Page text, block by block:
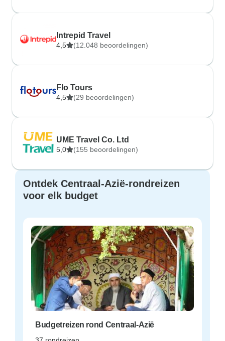
Intrepid Travel
4,5 (12.048 beoordelingen)
Flo Tours
4,5 (29 beoordelingen)
UME Travel Co. Ltd
5,0 (155 beoordelingen)
Ontdek Centraal-Azië-rondreizen
voor elk budget
Budgetreizen rond Centraal-Azië